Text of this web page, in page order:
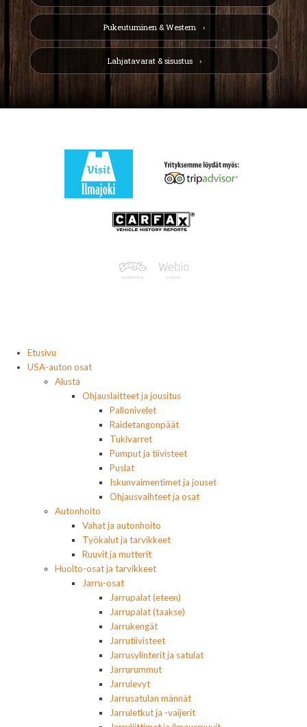
Pukeutuminen & Western
Lahjatavarat & sisustus
Etusivu
USA-auton osat
Alusta
Ohjauslaitteet ja jousitus
Pallonivelet
Raidetangonpäät
Tukivarret
Pumput ja tiivisteet
Puslat
Iskunvaimentimet ja jouset
Ohjausvaihteet ja osat
Autonhoito
Vahat ja autonhoito
Työkalut ja tarvikkeet
Ruuvit ja mutterit
Huolto-osat ja tarvikkeet
Jarru-osat
Jarrupalat (eteen)
Jarrupalat (taakse)
Jarrukengät
Jarrutiivisteet
Jarrusylinterit ja satulat
Jarrurummut
Jarrulevyt
Jarrusatulan männät
Jarruletkut ja -vaijerit